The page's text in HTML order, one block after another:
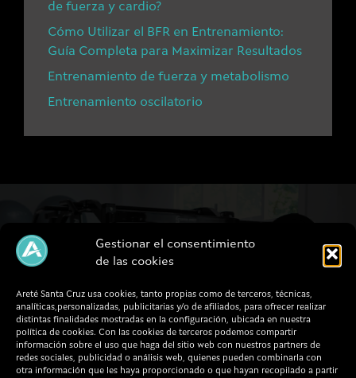
Gestionar el consentimiento
de las cookies
Areté Santa Cruz usa cookies, tanto propias como de terceros, técnicas,
analíticas,personalizadas, publicitarias y/o de afiliados, para ofrecer realizar
distintas finalidades mostradas en la configuración, ubicada en nuestra
política de cookies. Con las cookies de terceros podemos compartir
información sobre el uso que haga del sitio web con nuestros partners de
redes sociales, publicidad o análisis web, quienes pueden combinarla con
otra información que les haya proporcionado o que hayan recopilado a partir
de fuerza y cardio?
Cómo Utilizar el BFR en Entrenamiento:
Guía Completa para Maximizar Resultados
Entrenamiento de fuerza y metabolismo
Entrenamiento oscilatorio
ARETÉ SANTA CRUZ
Centro de entrenamiento en Oleiros, A
Coruña
FORMA PARTE DE NUESTRA
COMUNIDAD